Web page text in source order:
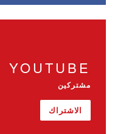
YOUTUBE
مشتركين
الاشتراك